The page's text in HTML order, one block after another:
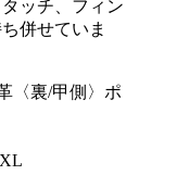
ッチ、フィン
併せていま
〈裏/甲側〉ポ